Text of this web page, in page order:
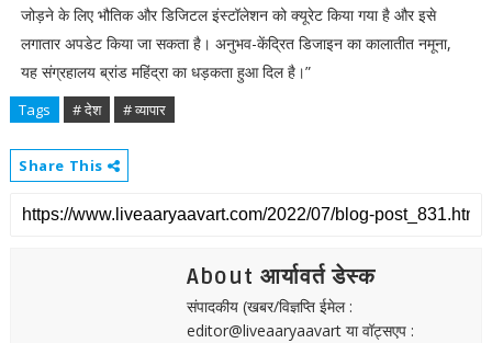
जोड़ने के लिए भौतिक और डिजिटल इंस्टॉलेशन को क्यूरेट किया गया है और इसे
लगातार अपडेट किया जा सकता है। अनुभव-केंद्रित डिजाइन का कालातीत नमूना,
यह संग्रहालय ब्रांड महिंद्रा का धड़कता हुआ दिल है।”
Tags # देश # व्यापार
Share This
About आर्यावर्त डेस्क
संपादकीय (खबर/विज्ञप्ति ईमेल :
editor@liveaaryaavart या वॉट्सएप :